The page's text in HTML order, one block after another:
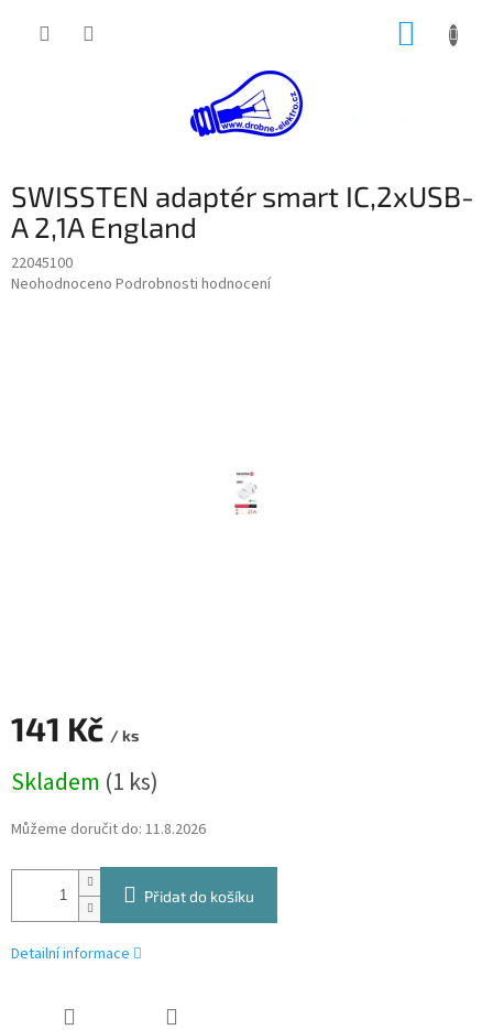
SWISSTEN adaptér smart IC,2xUSB-
A 2,1A England
22045100
Průměrné
Neohodnoceno Podrobnosti hodnocení
141 Kč / ks
cena:
Skladem (1 ks)
Můžeme doručit do: 11.8.2026
Přidat do košíku
Detailní informace